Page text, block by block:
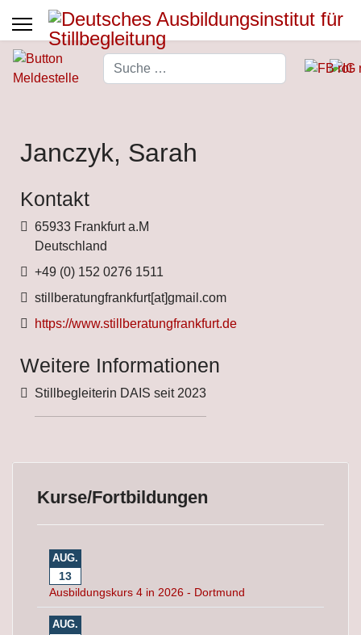
Suchen
Janczyk, Sarah
Kontakt
Adresse
65933 Frankfurt a.M
Deutschland
Telefon
+49 (0) 152 0276 1511
Fax
stillberatungfrankfurt[at]gmail.com
Website
https://www.stillberatungfrankfurt.de
Weitere Informationen
Weitere Informationen
Stillbegleiterin DAIS seit 2023
Kurse/Fortbildungen
AUG.
13
Ausbildungskurs 4 in 2026 - Dortmund
AUG.